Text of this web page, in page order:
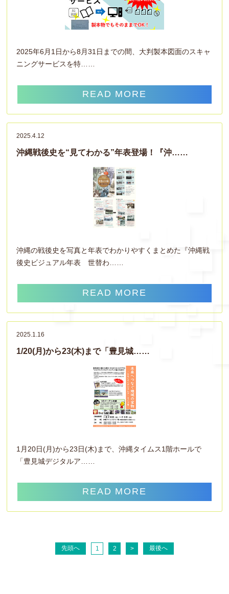
2025年6月1日から8月31日までの間、大判製本図面のスキャ
ニングサービスを特……
READ MORE
2025.4.12
沖縄戦後史を“見てわかる”年表登場！『沖……
沖縄の戦後史を写真と年表でわかりやすくまとめた『沖縄戦
後史ビジュアル年表 世替わ……
READ MORE
2025.1.16
1/20(月)から23(木)まで「豊見城……
1月20日(月)から23日(木)まで、沖縄タイムス1階ホールで
「豊見城デジタルア……
READ MORE
先頭へ 1 2 > 最後へ